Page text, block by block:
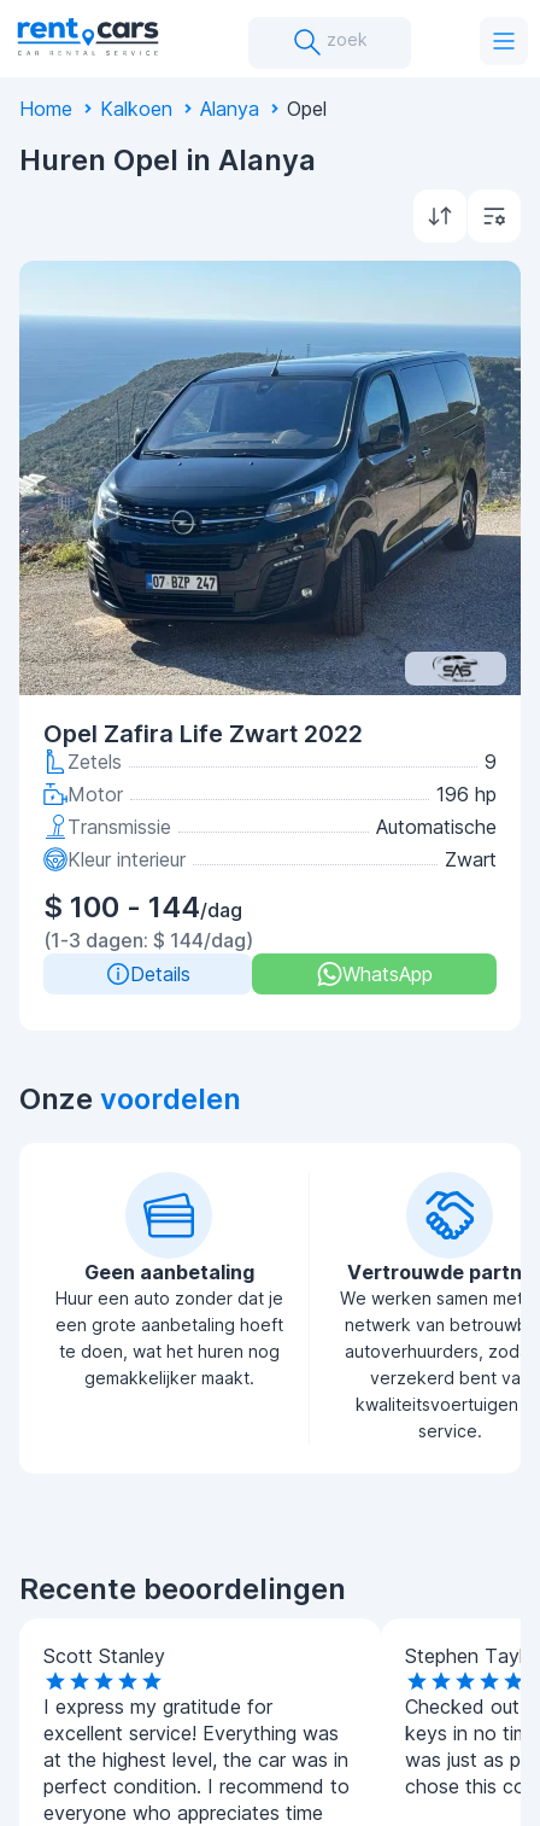
zoek
Home Kalkoen Alanya Opel
Huren Opel in Alanya
Opel Zafira Life Zwart 2022
Zetels
9
Motor
196 hp
Transmissie
Automatische
Kleur interieur
Zwart
$ 100 - 144/dag
(1-3 dagen: $ 144/dag)
Details
WhatsApp
Onze voordelen
Geen aanbetaling
Huur een auto zonder dat je
een grote aanbetaling hoeft
te doen, wat het huren nog
gemakkelijker maakt.
Vertrouwde
We werken samen met
netwerk van
autoverhuurders, zodat
verzekerd bent van
kwaliteitsvoertuigen
service.
Recente beoordelingen
Scott Stanley
I express my gratitude for
excellent service! Everything was
at the highest level, the car was in
perfect condition. I recommend to
everyone who appreciates time
Stephen Taylor
Checked out
keys in no
was just as
chose this